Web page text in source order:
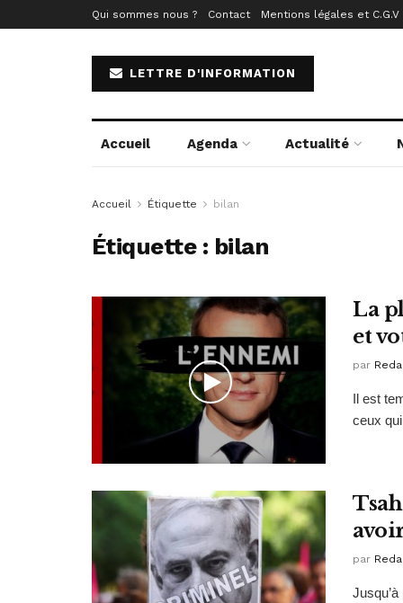
Qui sommes nous ? Contact Mentions légales et C.G.V
LETTRE D'INFORMATION
Accueil Agenda Actualité
Accueil Étiquette bilan
Étiquette : bilan
La
et
par
Il est
ceux
par